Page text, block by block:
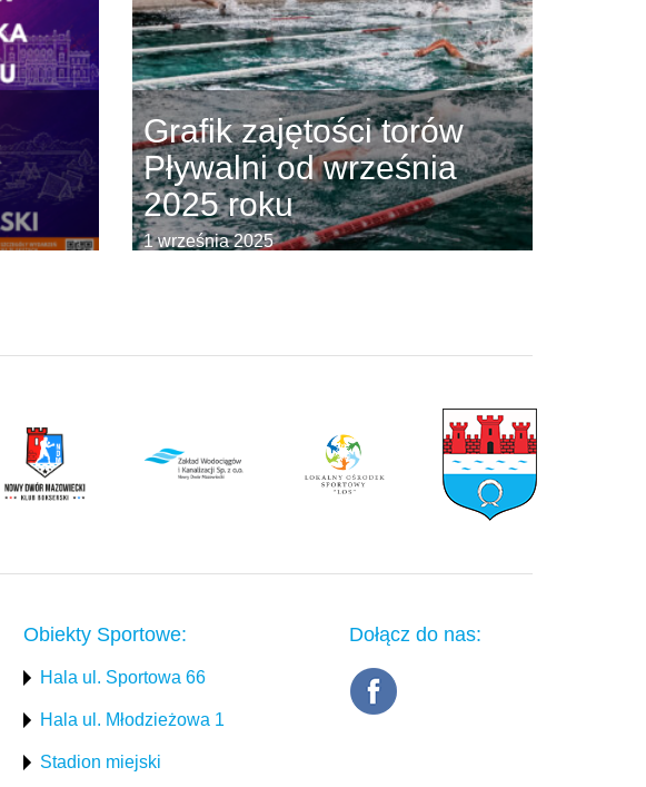
Grafik zajętości torów
Pływalni od września
2025 roku
1 września 2025
Obiekty Sportowe:
Hala ul. Sportowa 66
Hala ul. Młodzieżowa 1
Stadion miejski
Dołącz do nas: